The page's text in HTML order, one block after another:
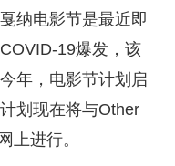
纳电影节是最近即
19爆发，该
年，电影节计划启
划现在将与Other
上进行。